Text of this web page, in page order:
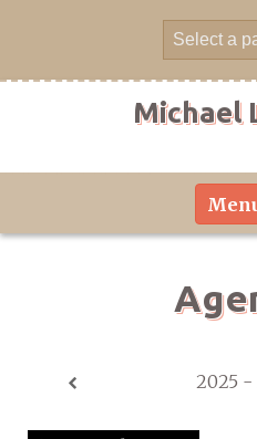
Michael
2025 -